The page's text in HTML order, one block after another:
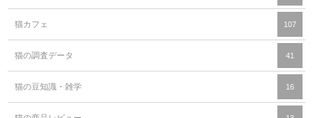
猫カフェ 107
猫の調査データ 41
猫の豆知識・雑学 16